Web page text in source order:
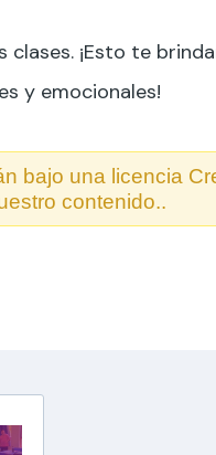
¡Esto te
y emocionales!
bajo una licencia
contenido..